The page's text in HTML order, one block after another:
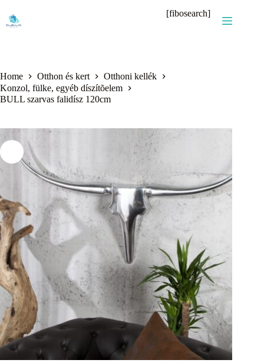
content
[fibosearch]
Home Otthon és kert
Otthoni kellék
Konzol, fülke, egyéb díszítõelem
BULL szarvas falidísz 120cm